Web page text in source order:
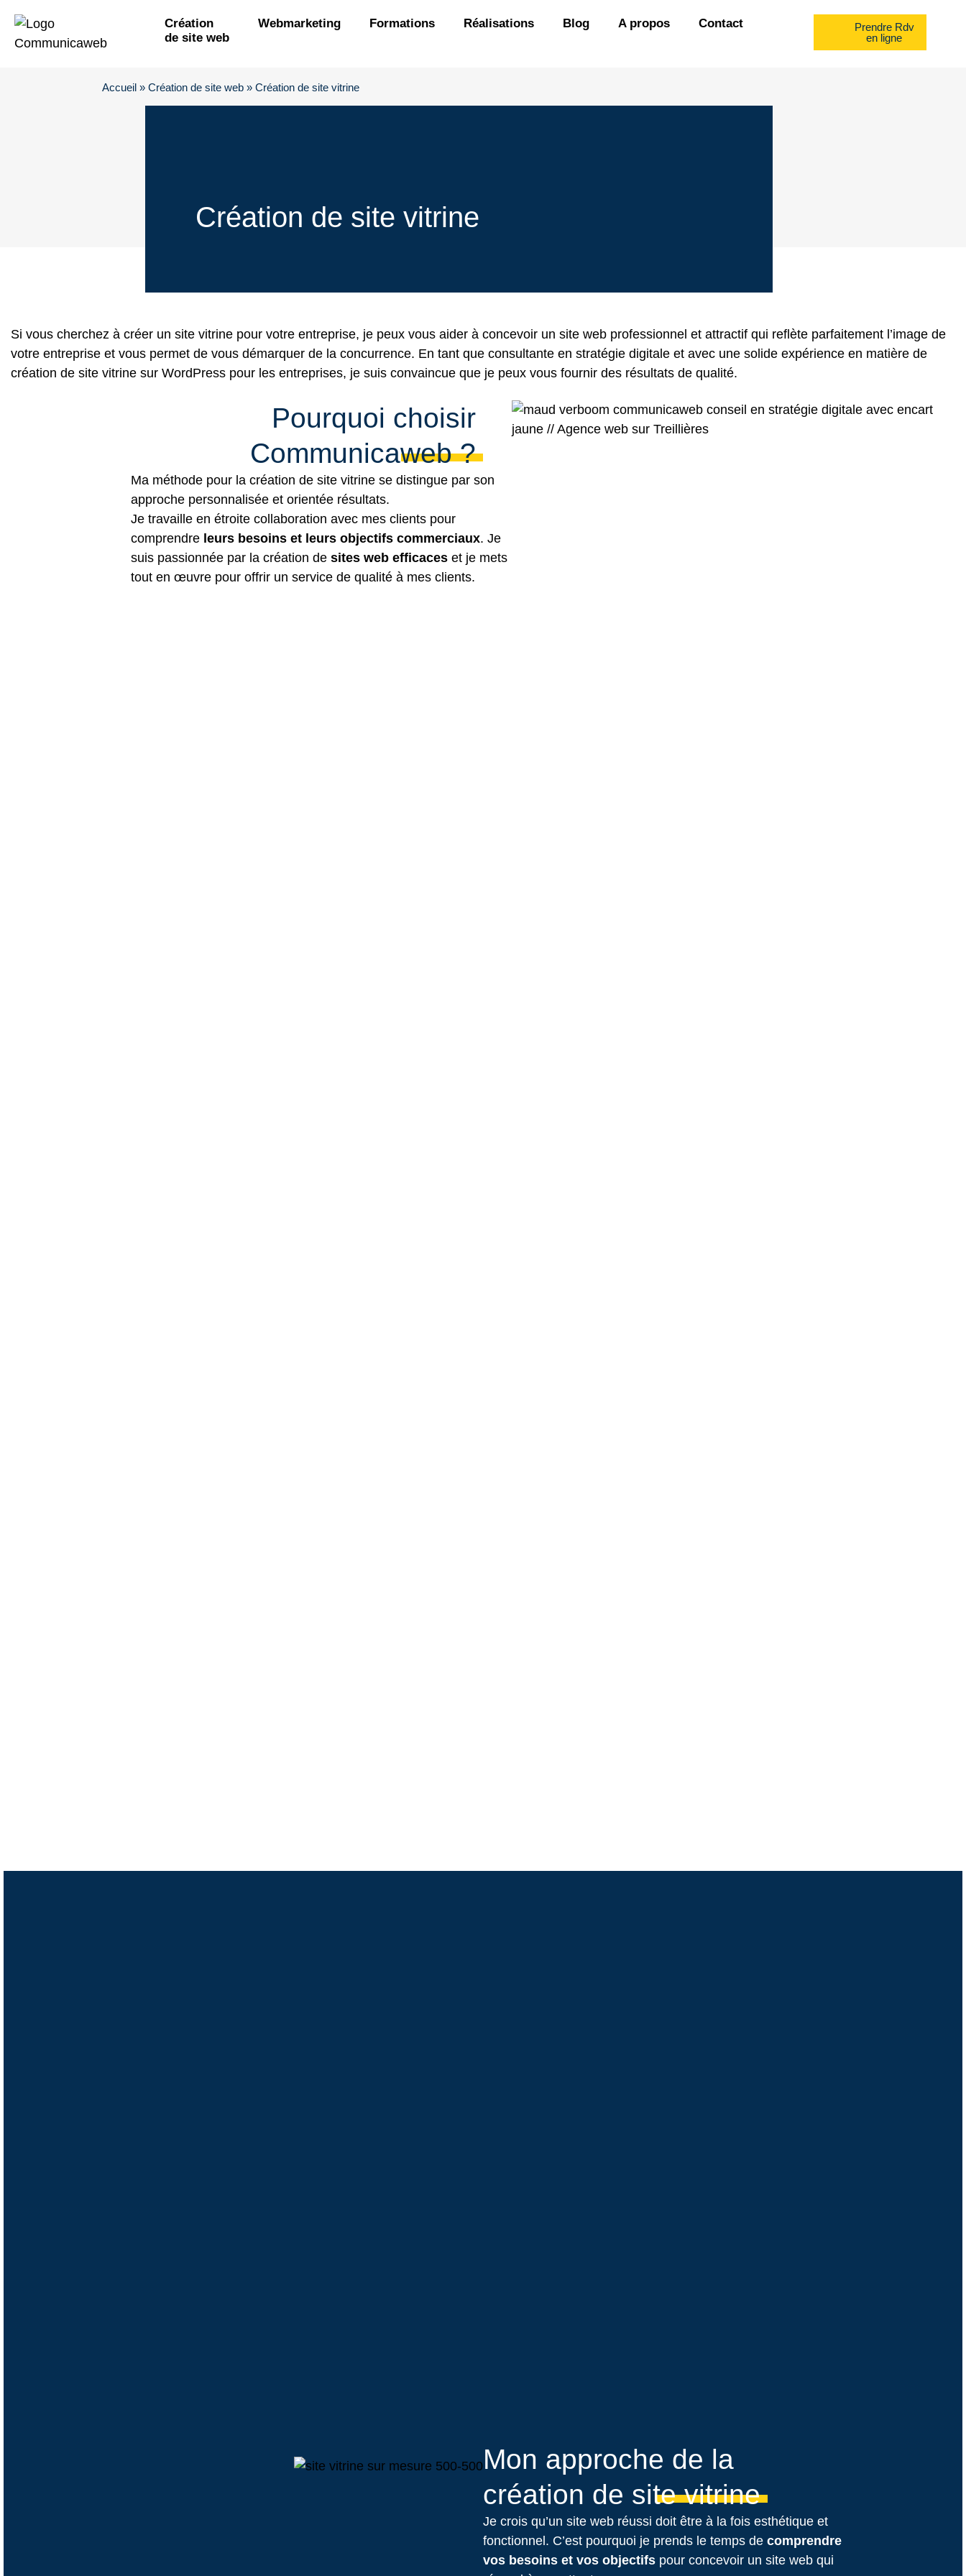
Création
de site web
Webmarketing Formations Réalisations Blog A propos Contact
Prendre Rdv
en ligne
Accueil »Création de site web »Création de site vitrine
Création de site vitrine
Si vous cherchez à créer un site vitrine pour votre entreprise, je peux vous aider à concevoir un site web professionnel et attractif qui reflète parfaitement l’image de
votre entreprise et vous permet de vous démarquer de la concurrence. En tant que consultante en stratégie digitale et avec une solide expérience en matière de
création de site vitrine sur WordPress pour les entreprises, je suis convaincue que je peux vous fournir des résultats de qualité.
Pourquoi choisir
Communicaweb ?​
Ma méthode pour la création de site vitrine se distingue par son
approche personnalisée et orientée résultats.
Je travaille en étroite collaboration avec mes clients pour
comprendre leurs besoins et leurs objectifs commerciaux. Je
suis passionnée par la création de sites web efficaceset je mets
tout en œuvre pour offrir un service de qualité à mes clients.
Mon approche de la
création de site vitrine
Je crois qu’un site web réussi doit être à la fois esthétique et
fonctionnel. C’est pourquoi je prends le temps de comprendre
vos besoins et vos objectifs pour concevoir un site web qui